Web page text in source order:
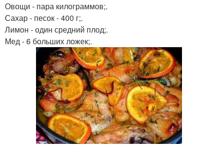
Овощи - пара килограммов;.
Сахар - песок - 400 г;.
Лимон - один средний плод;.
Мед - 6 больших ложек;.